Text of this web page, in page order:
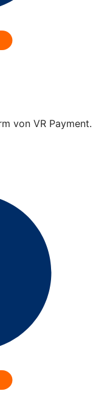
von VR Payment.